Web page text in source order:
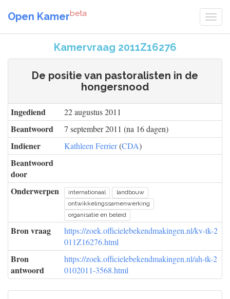
Open Kamerbeta
Kamervraag 2011Z16276
De positie van pastoralisten in de
hongersnood
Ingediend 22 augustus 2011
Beantwoord 7 september 2011 (na 16 dagen)
Indiener Kathleen Ferrier(CDA)
Beantwoord
door
Onderwerpen
internationaal
landbouw
ontwikkelingssamenwerking
organisatie en beleid
Bron vraag
https://zoek.officielebekendmakingen.nl/kv-tk-2
011Z16276.html
Bron
antwoord
https://zoek.officielebekendmakingen.nl/ah-tk-2
0102011-3568.html